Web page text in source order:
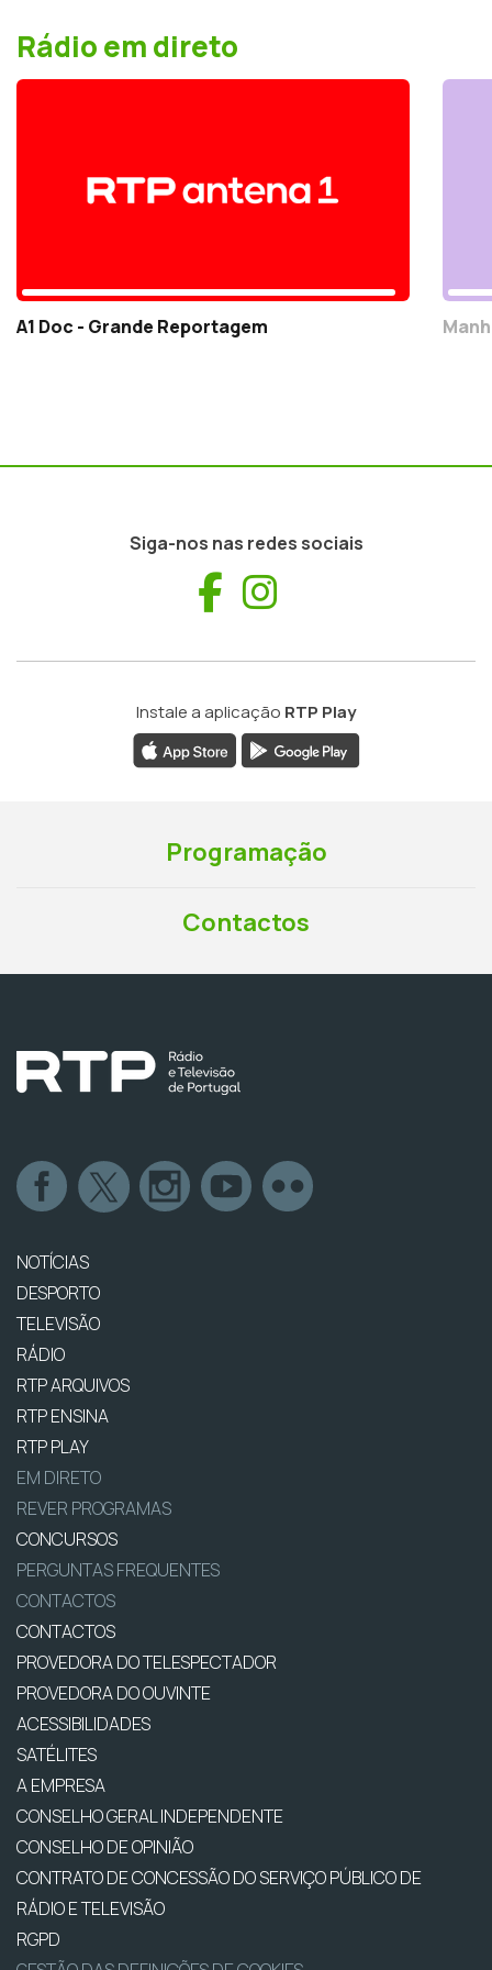
Rádio em direto
A1 Doc - Grande Reportagem
Siga-nos nas redes sociais
Facebook
Instale a aplicação RTP Play
Programação
Contactos
NOTÍCIAS
DESPORTO
TELEVISÃO
RÁDIO
RTP ARQUIVOS
RTP ENSINA
RTP PLAY
EM DIRETO
REVER PROGRAMAS
CONCURSOS
PERGUNTAS FREQUENTES
CONTACTOS
CONTACTOS
PROVEDORA DO TELESPECTADOR
PROVEDORA DO OUVINTE
ACESSIBILIDADES
SATÉLITES
A EMPRESA
CONSELHO GERAL INDEPENDENTE
CONSELHO DE OPINIÃO
CONTRATO DE CONCESSÃO DO SERVIÇO PÚBLICO DE
RÁDIO E TELEVISÃO
RGPD